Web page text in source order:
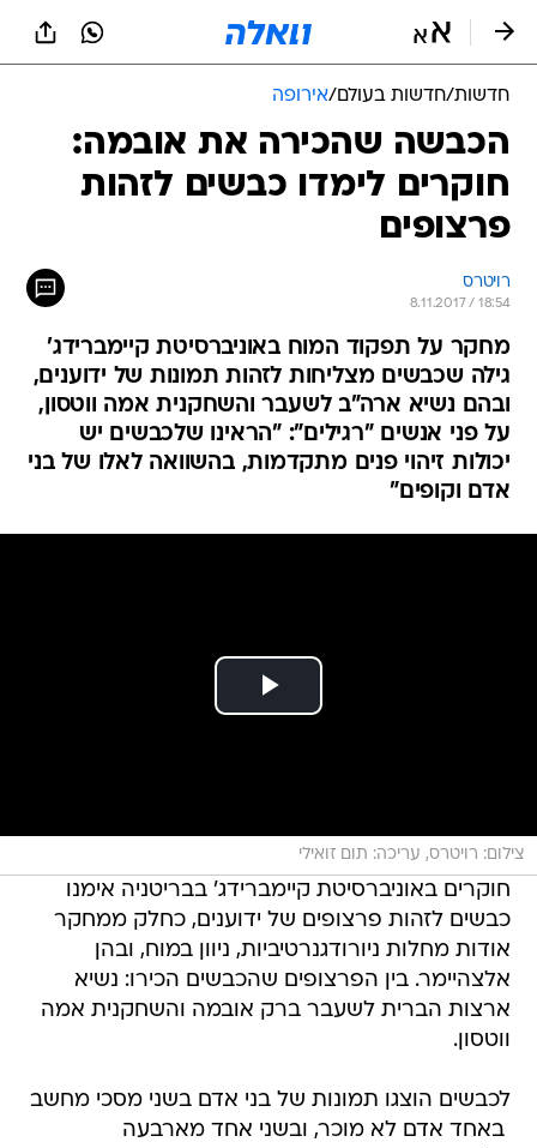
חדשות/חדשות בעולם/אירופה
הכבשה שהכירה את אובמה:
חוקרים לימדו כבשים לזהות
פרצופים
רויטרס
8.11.2017 / 18:54
מחקר על תפקוד המוח באוניברסיטת קיימברידג'
גילה שכבשים מצליחות לזהות תמונות של ידוענים,
ובהם נשיא ארה"ב לשעבר והשחקנית אמה ווטסון,
על פני אנשים "רגילים": "הראינו שלכבשים יש
יכולות זיהוי פנים מתקדמות, בהשוואה לאלו של בני
אדם וקופים"
צילום: רויטרס, עריכה: תום זואילי
חוקרים באוניברסיטת קיימברידג' בבריטניה אימנו
כבשים לזהות פרצופים של ידוענים, כחלק ממחקר
אודות מחלות ניורודגנרטיביות, ניוון במוח, ובהן
אלצהיימר. בין הפרצופים שהכבשים הכירו: נשיא
ארצות הברית לשעבר ברק אובמה והשחקנית אמה
ווטסון.
לכבשים הוצגו תמונות של בני אדם בשני מסכי מחשב
 באחד אדם לא מוכר, ובשני אחד מארבעה